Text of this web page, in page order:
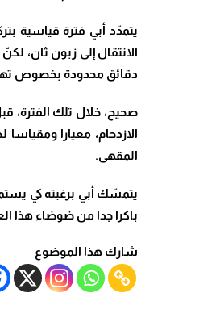
يتمدّد أبي فترة قياسية
الانتقال إلى زبون ثان،
دقائق محدودة بخصوص
صحيح، خلال تلك الفترة،
الازدحام، معيارا
المقهى.
يتمسّك أبي برغبته كي
باكرا جدا من ضوضاء هذا
شارك هذا الموضوع